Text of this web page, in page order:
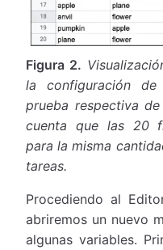
Figura 2.
la configuración
prueba respectiva
cuenta que las 20
para la misma
tareas.
Procediendo al
abriremos un nuevo
algunas variables.